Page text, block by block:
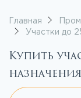
Главная
Участки до
Купить